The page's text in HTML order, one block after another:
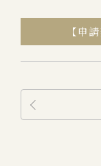
【申